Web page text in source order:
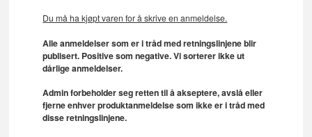
Du må ha kjøpt varen for å skrive en anmeldelse.
Alle anmeldelser som er i tråd med retningslinjene blir
publisert. Positive som negative. Vi sorterer ikke ut
dårlige anmeldelser.
Admin forbeholder seg retten til å akseptere, avslå eller
fjerne enhver produktanmeldelse som ikke er i tråd med
disse retningslinjene.